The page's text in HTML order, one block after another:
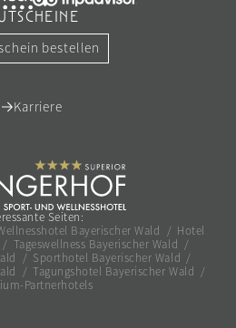
bestellen
Karriere
Seiten:
Bayerischer Wald / Hotel
/ Tageswellness Bayerischer Wald
/
/ Sporthotel Bayerischer Wald /
/ Tagungshotel Bayerischer Wald
/
Partnerhotels